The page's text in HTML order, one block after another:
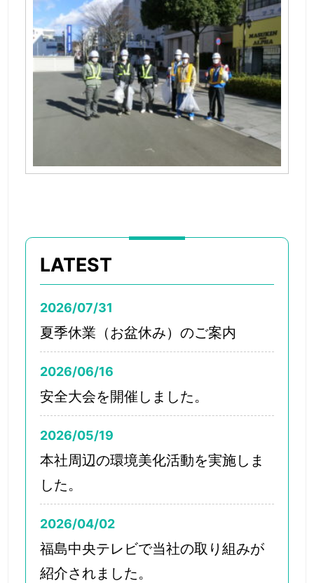
LATEST
2026/07/31
夏季休業（お盆休み）のご案内
2026/06/16
安全大会を開催しました。
2026/05/19
本社周辺の環境美化活動を実施しま
した。
2026/04/02
福島中央テレビで当社の取り組みが
紹介されました。